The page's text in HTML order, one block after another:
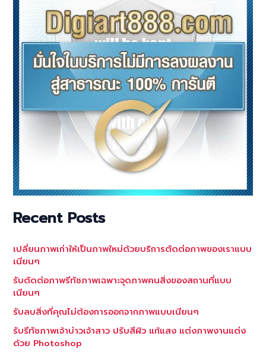
Recent Posts
เปลี่ยนภาพเก่าให้เป็นภาพใหม่ด้วยบริการตัดต่อภาพของเราแบบ
เนียนๆ
รับตัดต่อภาพรีทัชภาพเฉพาะจุดภาพคนสิ่งของสถานที่แบบ
เนียนๆ
รับลบสิ่งที่คุณไม่ต้องการออกจากภาพแบบเนียนๆ
รับรีทัชภาพเจ้าบ่าวเจ้าสาว ปรับสีผิว แก้แสง แต่งภาพงานแต่ง
ด้วย Photoshop